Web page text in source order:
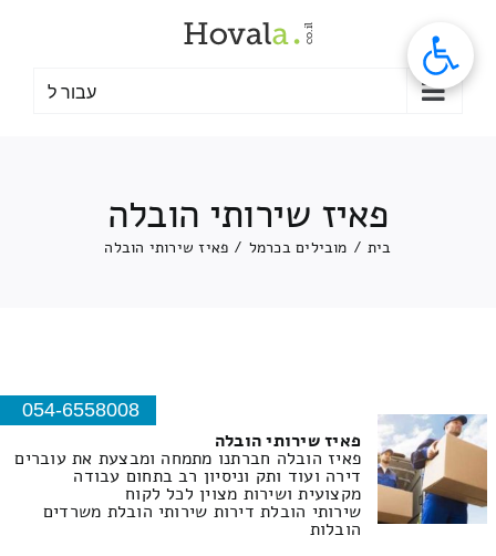
עבור ל
פאיז שירותי הובלה
בית / מובילים בכרמל / פאיז שירותי הובלה
054-6558008
פאיז שירותי הובלה
פאיז הובלה חברתנו מתמחה ומבצעת את עוברים
דירה ועוד ותק וניסיון רב בתחום עבודה
מקצועית ושירות מצוין לכל לקוח
שירותי הובלת דירות שירותי הובלת משרדים
הובלות